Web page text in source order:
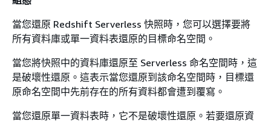
當您還原 Redshift Serverless 快照時，您可以選擇要將
所有資料庫或單一資料表還原的目標命名空間。
當您將快照中的資料庫還原至 Serverless 命名空間時，這
是破壞性還原。這表示當您還原到該命名空間時，目標還
原命名空間中先前存在的所有資料都會遭到覆寫。
當您還原單一資料表時，它不是破壞性還原。若要還原資